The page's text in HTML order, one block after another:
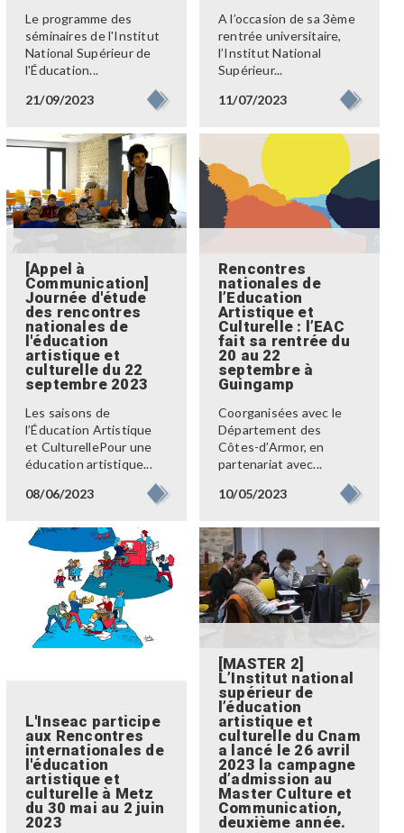
Le programme des
séminaires de l'Institut
National Supérieur de
l'Éducation...
21/09/2023
A l’occasion de sa 3ème
rentrée universitaire,
l’Institut National
Supérieur...
11/07/2023
[Appel à
Communication]
Journée d'étude
des rencontres
nationales de
l'éducation
artistique et
culturelle du 22
septembre 2023
Les saisons de
l’Éducation Artistique
et CulturellePour une
éducation artistique...
08/06/2023
Rencontres
nationales de
l’Education
Artistique et
Culturelle : l’EAC
fait sa rentrée du
20 au 22
septembre à
Guingamp
Coorganisées avec le
Département des
Côtes-d’Armor, en
partenariat avec...
10/05/2023
L'Inseac participe
aux Rencontres
internationales de
l'éducation
artistique et
culturelle à Metz
du 30 mai au 2 juin
2023
[MASTER 2]
L’Institut national
supérieur de
l’éducation
artistique et
culturelle du Cnam
a lancé le 26 avril
2023 la campagne
d’admission au
Master Culture et
Communication,
deuxième année.